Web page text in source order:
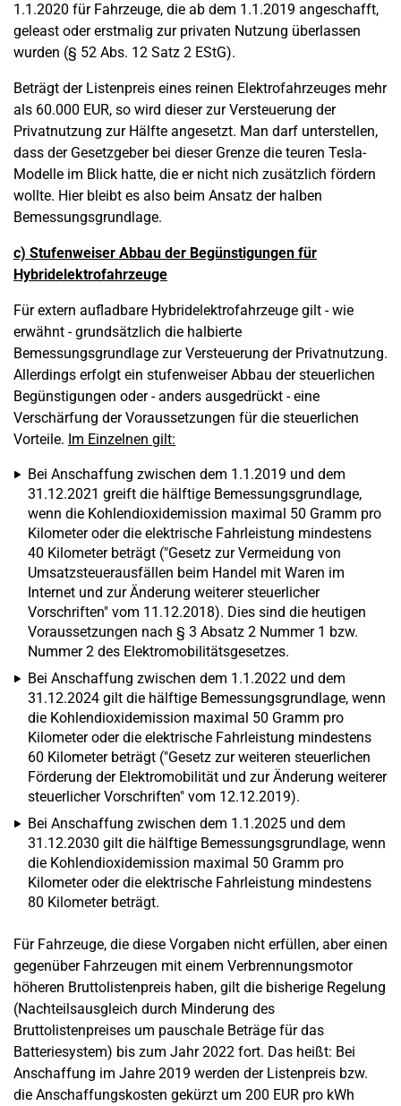
1.1.2020 für Fahrzeuge, die ab dem 1.1.2019 angeschafft,
geleast oder erstmalig zur privaten Nutzung überlassen
wurden (§ 52 Abs. 12 Satz 2 EStG).
Beträgt der Listenpreis eines reinen Elektrofahrzeuges mehr
als 60.000 EUR, so wird dieser zur Versteuerung der
Privatnutzung zur Hälfte angesetzt. Man darf unterstellen,
dass der Gesetzgeber bei dieser Grenze die teuren Tesla-
Modelle im Blick hatte, die er nicht nich zusätzlich fördern
wollte. Hier bleibt es also beim Ansatz der halben
Bemessungsgrundlage.
c) Stufenweiser Abbau der Begünstigungen für
Hybridelektrofahrzeuge
Für extern aufladbare Hybridelektrofahrzeuge gilt - wie
erwähnt - grundsätzlich die halbierte
Bemessungsgrundlage zur Versteuerung der Privatnutzung.
Allerdings erfolgt ein stufenweiser Abbau der steuerlichen
Begünstigungen oder - anders ausgedrückt - eine
Verschärfung der Voraussetzungen für die steuerlichen
Vorteile. Im Einzelnen gilt:
Bei Anschaffung zwischen dem 1.1.2019 und dem
31.12.2021 greift die hälftige Bemessungsgrundlage,
wenn die Kohlendioxidemission maximal 50 Gramm pro
Kilometer oder die elektrische Fahrleistung mindestens
40 Kilometer beträgt ("Gesetz zur Vermeidung von
Umsatzsteuerausfällen beim Handel mit Waren im
Internet und zur Änderung weiterer steuerlicher
Vorschriften" vom 11.12.2018). Dies sind die heutigen
Voraussetzungen nach § 3 Absatz 2 Nummer 1 bzw.
Nummer 2 des Elektromobilitätsgesetzes.
Bei Anschaffung zwischen dem 1.1.2022 und dem
31.12.2024 gilt die hälftige Bemessungsgrundlage, wenn
die Kohlendioxidemission maximal 50 Gramm pro
Kilometer oder die elektrische Fahrleistung mindestens
60 Kilometer beträgt ("Gesetz zur weiteren steuerlichen
Förderung der Elektromobilität und zur Änderung weiterer
steuerlicher Vorschriften" vom 12.12.2019).
Bei Anschaffung zwischen dem 1.1.2025 und dem
31.12.2030 gilt die hälftige Bemessungsgrundlage, wenn
die Kohlendioxidemission maximal 50 Gramm pro
Kilometer oder die elektrische Fahrleistung mindestens
80 Kilometer beträgt.
Für Fahrzeuge, die diese Vorgaben nicht erfüllen, aber einen
gegenüber Fahrzeugen mit einem Verbrennungsmotor
höheren Bruttolistenpreis haben, gilt die bisherige Regelung
(Nachteilsausgleich durch Minderung des
Bruttolistenpreises um pauschale Beträge für das
Batteriesystem) bis zum Jahr 2022 fort. Das heißt: Bei
Anschaffung im Jahre 2019 werden der Listenpreis bzw.
die Anschaffungskosten gekürzt um 200 EUR pro kWh